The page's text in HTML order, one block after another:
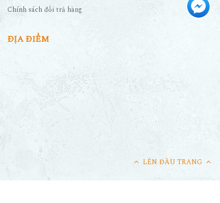
LÊN ĐẦU TRANG
Chính sách đổi trả hàng
ĐỊA ĐIỂM